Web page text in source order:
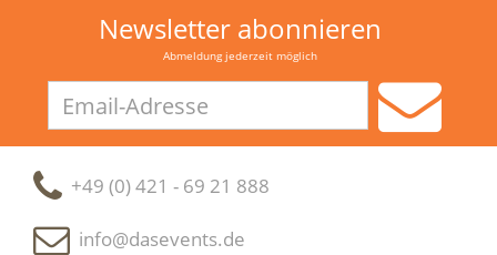
Newsletter abonnieren
Abmeldung jederzeit möglich
Adresse
+49 (0) 421 - 69 21 888
info@dasevents.de